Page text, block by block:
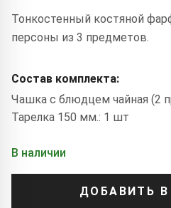
Тонкостенный костяной
персоны из 3 предметов.
Состав комплекта:
Чашка с блюдцем чайная (2
Тарелка 150 мм.: 1 шт
В наличии
ДОБАВИТЬ